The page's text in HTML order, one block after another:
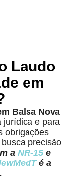
Laudo
em
Balsa Nova
jurídica e para
obrigações
precisão
a NR-15e
é a